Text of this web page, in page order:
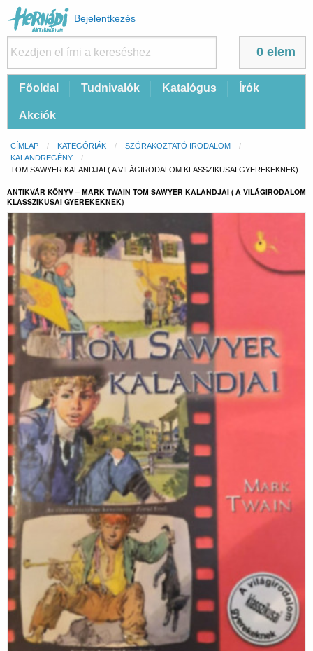
Felhasználói
fiók
menüje
Bejelentkezés
0 elem
FőFőoldal Tudnivalók Katalógus Írók
Akciók
Morzsa
CÍMLAP KATEGÓRIÁK
SZÓRAKOZTATÓ IRODALOM
KALANDREGÉNY
CURRENT:
TOM SAWYER KALANDJAI ( A VILÁGIRODALOM KLASSZIKUSAI GYEREKEKNEK)
ANTIKVÁR KÖNYV – MARK TWAIN TOM SAWYER KALANDJAI ( A VILÁGIRODALOM
KLASSZIKUSAI GYEREKEKNEK)